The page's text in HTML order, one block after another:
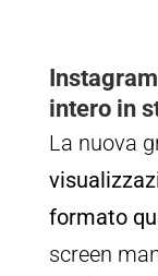
intero in
La nuova
formato
screen